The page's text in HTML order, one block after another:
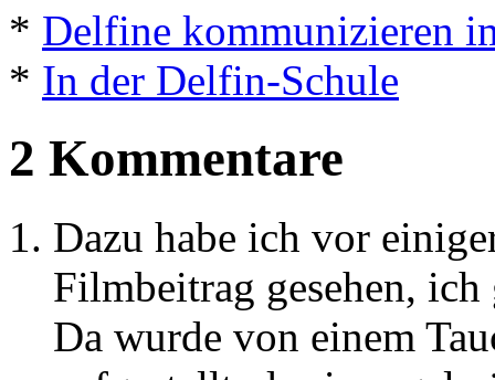
* Delfine kommunizieren
* In der Delfin-Schule
2 Kommentare
Dazu habe ich vor
Filmbeitrag gesehen,
Da wurde von einem